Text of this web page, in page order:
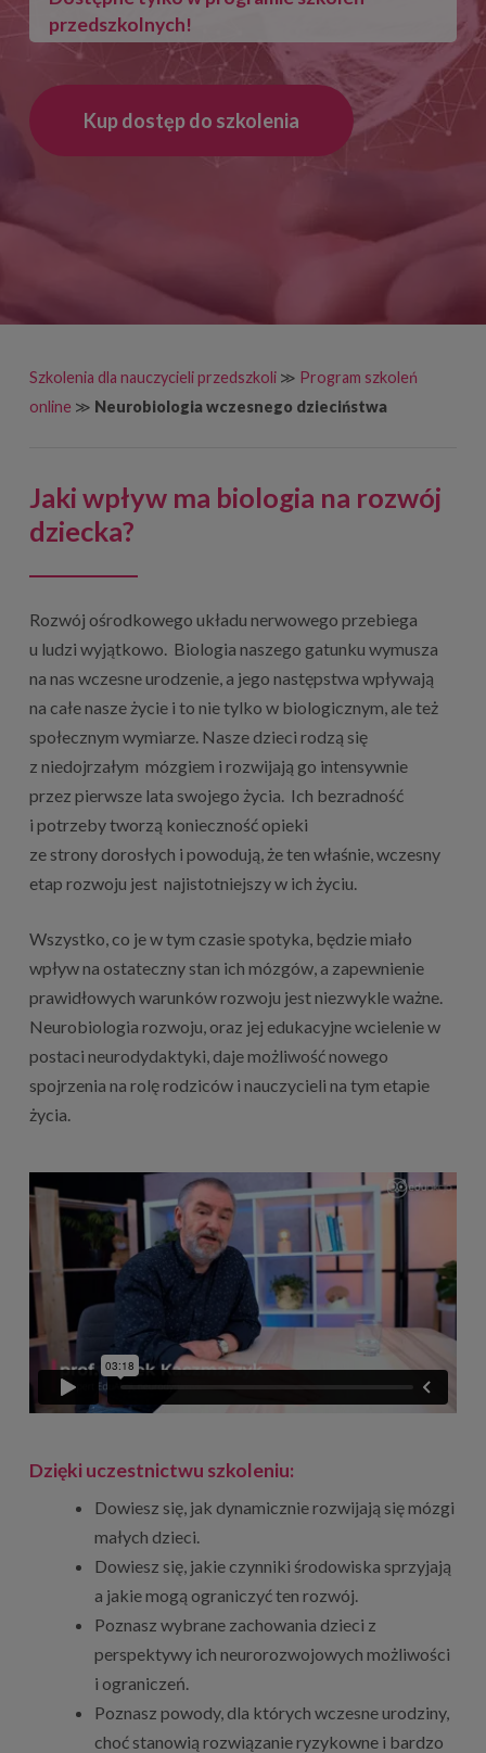
przedszkolnych!
Kup dostęp do szkolenia
Szkolenia dla nauczycieli przedszkoli ≫ Program szkoleń
online ≫ Neurobiologia wczesnego dzieciństwa
Jaki wpływ ma biologia na rozwój
dziecka?
Rozwój ośrodkowego układu nerwowego przebiega
u ludzi wyjątkowo. Biologia naszego gatunku wymusza
na nas wczesne urodzenie, a jego następstwa wpływają
na całe nasze życie i to nie tylko w biologicznym, ale też
społecznym wymiarze. Nasze dzieci rodzą się
z niedojrzałym mózgiem i rozwijają go intensywnie
przez pierwsze lata swojego życia. Ich bezradność
i potrzeby tworzą konieczność opieki
ze strony dorosłych i powodują, że ten właśnie, wczesny
etap rozwoju jest najistotniejszy w ich życiu.
Wszystko, co je w tym czasie spotyka, będzie miało
wpływ na ostateczny stan ich mózgów, a zapewnienie
prawidłowych warunków rozwoju jest niezwykle ważne.
Neurobiologia rozwoju, oraz jej edukacyjne wcielenie w
postaci neurodydaktyki, daje możliwość nowego
spojrzenia na rolę rodziców i nauczycieli na tym etapie
życia.
Dzięki uczestnictwu szkoleniu:
Dowiesz się, jak dynamicznie rozwijają się mózgi
małych dzieci.
Dowiesz się, jakie czynniki środowiska sprzyjają
a jakie mogą ograniczyć ten rozwój.
Poznasz wybrane zachowania dzieci z
perspektywy ich neurorozwojowych możliwości
i ograniczeń.
Poznasz powody, dla których wczesne urodziny,
choć stanowią rozwiązanie ryzykowne i bardzo